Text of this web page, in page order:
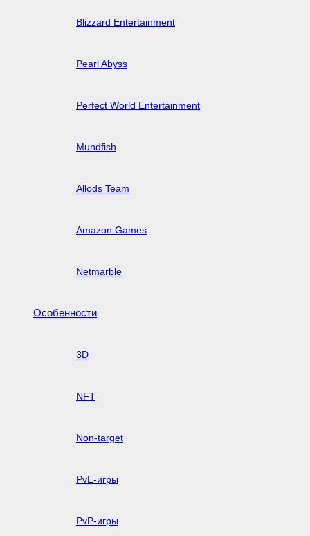
Blizzard Entertainment
Pearl Abyss
Perfect World Entertainment
Mundfish
Allods Team
Amazon Games
Netmarble
Особенности
3D
NFT
Non-target
PvE-игры
PvP-игры